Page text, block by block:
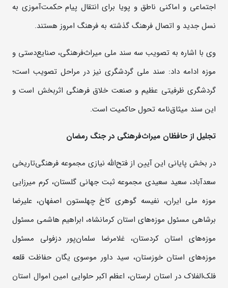
اجتماعی و اماکنی ناطق و پویا برای انتقال پیام حکمت‌آموزی به
نسل جدید و اتصال فرهنگ گذشته به فرهنگ امروز هستند.
وی با اشاره به تصویب سه سند ملی میراث‌فرهنگی، صنایع‌دستی و
موزه ادامه داد: سند ملی گردشگری نیز در مراحل تصویب است؛
گردشگری ظرفیتی عظیم و صنعت خلاق فرهنگی اثربخش است و
این سند میثاق‌نامه تحول حاکمیت است.
تجلیل از حافظان میراث‌فرهنگی در جنگ رمضان
در بخش پایانی این آیین از فتح‌الله نیازی مجموعه فرهنگی‌تاریخی
سعدآباد، سعید سعیدی مجموعه ثبت جهانی گلستان، کرم میرزایی
موزه ملی ایران، نفیسه گوهری کاخ چهلستون اصفهان، علیرضا
برشاهی مسئول موزه‌های استان کرمانشاه، ابراهیم هاشمی مسئول
موزه‌های استان کردستان، غلامرضا سلمان‌پور دزفولی مسئول
موزه‌های استان خوزستان، سید داور موسوی یگان حفاظت قلعه
فلک‌الفلاک در استان لرستان، اعظم اکبر حلوایی امین اموال استان